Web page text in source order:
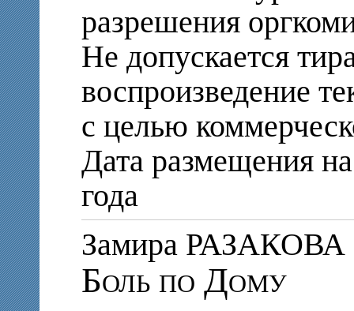
разрешения
Не допускается
воспроизведение
с целью
Дата размещения
года
Замира РАЗАКОВА
Боль по Дому